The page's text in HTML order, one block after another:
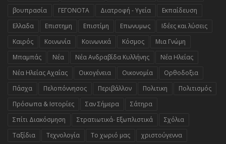
βουπρασία
ΓΕΓΟΝΟΤΑ Διατροφή - Υγεία
Εκπαίδευση
Ελλαδα
Επιστημη Επιστίμη Επωνυμως
Ιδέες και λύσεις
Καιρός
Κοινωνία Κοινωνικά Κόσμος
Μια Γνώμη
Μπαμπάς
Νέα Νέα Ανδραβίδα Κυλλήνης
Νέα Ηλείας
Νέα Ηλείας Αχαΐας
Οικογένεια Οικονομία
Ορθοδοξια
Πάσχα
Πελοπόννησος Περιβάλλον Πολιτικη
Πολιτισμός
Πρόσωπα & Ιστορίες
Σαν Σήμερα
Σάτηρα
Σπίτι Διακόσμηση
Στρατιωτικά- Εξωπλιστικά
Σχόλια
Ταξίδια
Τεχνολογία Το χωριό μας
χριστούγεννα